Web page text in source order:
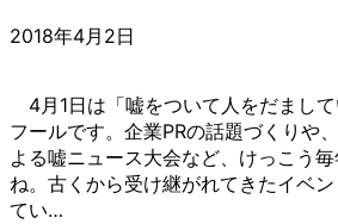
2018年4月2日
4月1日は「嘘をついて人をだまし
フールです。企業PRの話題づくりや
よる嘘ニュース大会など、けっこう
ね。古くから受け継がれてきたイベ
てい…